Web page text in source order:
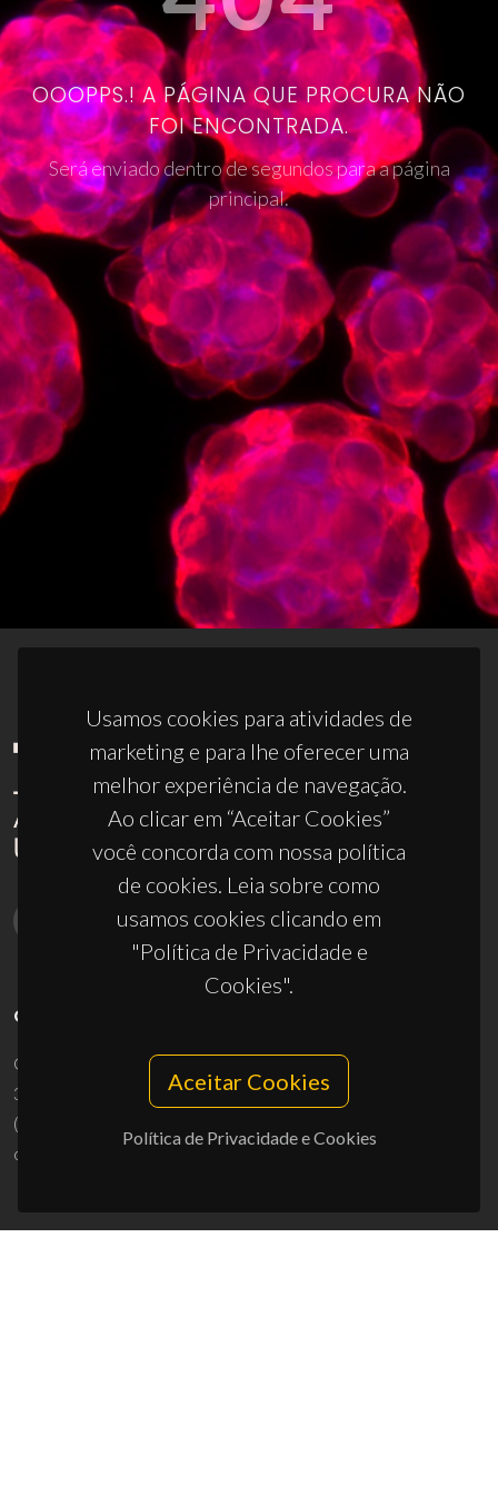
OOOPPS.! A PÁGINA QUE PROCURA NÃO
FOI ENCONTRADA.
Será enviado dentro de segundos para a página
principal.
Usamos cookies para atividades de
marketing e para lhe oferecer uma
melhor experiência de navegação.
Ao clicar em “Aceitar Cookies”
você concorda com nossa política
de cookies. Leia sobre como
usamos cookies clicando em
"Política de Privacidade e
Cookies".
Aceitar Cookies
Política de Privacidade e Cookies
CONTACTOS
Campus Universitário de Santiago
3810-193 Aveiro - Portugal
(+351) 234 370 200
ciceco@ua.pt